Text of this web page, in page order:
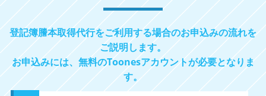
登記簿謄本取得代行をご利用する場合のお申込みの流れを
ご説明します。
お申込みには、無料のToonesアカウントが必要となりま
す。